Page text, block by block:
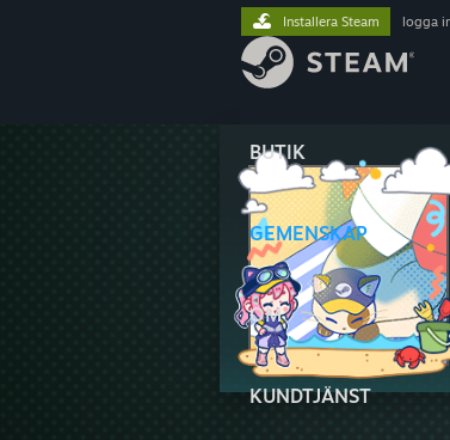
BUTIK
GEMENSKAP
OM
KUNDTJÄNST
Installera Steam logga